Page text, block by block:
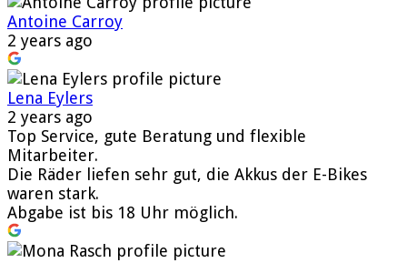
Antoine Carroy
2 years ago
Lena Eylers
2 years ago
Top Service, gute Beratung und flexible
Mitarbeiter.
Die Räder liefen sehr gut, die Akkus der E-Bikes
waren stark.
Abgabe ist bis 18 Uhr möglich.